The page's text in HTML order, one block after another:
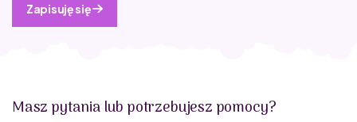
Zapisuję się
Masz pytania lub potrzebujesz pomocy?